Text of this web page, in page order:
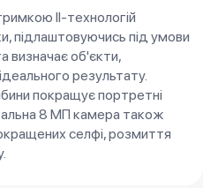
ІІ-технологій
підлаштовуючись під умови
визначає об'єкти,
результату.
покращує портретні
8 МП камера також
селфі, розмиття